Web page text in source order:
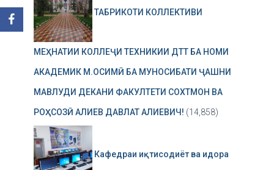
ТАБРИКОТИ КОЛЛЕКТИВИ
МЕҲНАТИИ КОЛЛЕҶИ ТЕХНИКИИ ДТТ БА НОМИ
АКАДЕМИК М.ОСИМӢ БА МУНОСИБАТИ ҶАШНИ
МАВЛУДИ ДЕКАНИ ФАКУЛТЕТИ СОХТМОН ВА
РОҲСОЗӢ АЛИЕВ ДАВЛАТ АЛИЕВИЧ! (14,858)
Кафедраи иқтисодиёт ва идора